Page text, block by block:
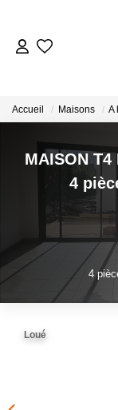
Accueil Maisons A
MAISON T4
4
4
Loué